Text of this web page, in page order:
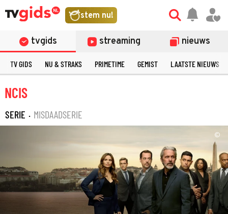
stem nu!
tvgids streaming nieuws
TV GIDS NU & STRAKS PRIMETIME GEMIST LAATSTE NIEUWS
NCIS
SERIE · MISDAADSERIE
©